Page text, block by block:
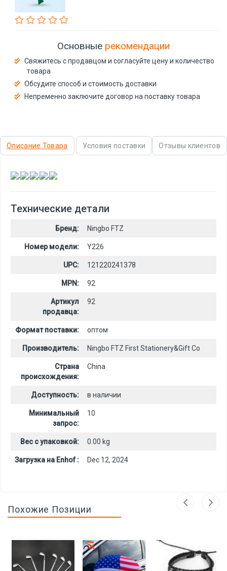
Основные рекомендации
Свяжитесь с продавцом и согласуйте цену и количество
товара
Обсудите способ и стоимость доставки
Непременно заключите договор на поставку товара
Описание Товара Условия поставки Отзывы клиентов
, , , ,
Технические детали
Бренд: Ningbo FTZ
Номер модели: Y226
UPC: 121220241378
MPN: 92
Артикул
продавца:
92
Формат поставки: оптом
Производитель: Ningbo FTZ First Stationery&Gift Co
Страна
происхождения:
China
Доступность: в наличии
Минимальный
запрос:
10
Вес с упаковкой: 0.00 kg
Загрузка на Enhof : Dec 12, 2024
Похожие Позиции